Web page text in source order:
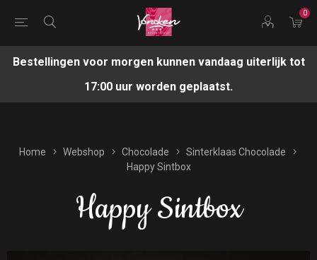
0
Bestellingen voor morgen kunnen vandaag uiterlijk tot
17:00 uur worden geplaatst.
Home Webshop Chocolade
Sinterklaas Chocolade
Happy Sintbox
Happy Sintbox